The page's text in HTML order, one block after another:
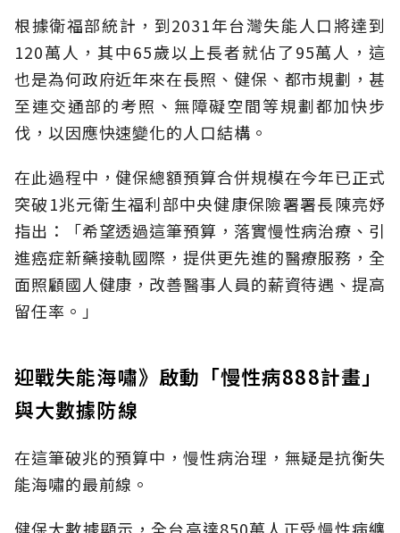
根據衛福部統計，到2031年台灣失能人口將達到
120萬人，其中65歲以上長者就佔了95萬人，這
也是為何政府近年來在長照、健保、都市規劃，甚
至連交通部的考照、無障礙空間等規劃都加快步
伐，以因應快速變化的人口結構。
在此過程中，健保總額預算合併規模在今年已正式
突破1兆元衛生福利部中央健康保險署署長陳亮妤
指出：「希望透過這筆預算，落實慢性病治療、引
進癌症新藥接軌國際，提供更先進的醫療服務，全
面照顧國人健康，改善醫事人員的薪資待遇、提高
留任率。」
迎戰失能海嘯》啟動「慢性病888計畫」
與大數據防線
在這筆破兆的預算中，慢性病治理，無疑是抗衡失
能海嘯的最前線。
健保大數據顯示，全台高達850萬人正受慢性病纏